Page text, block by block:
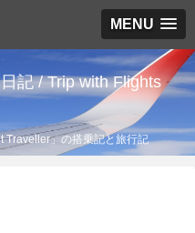
MENU
記 / Trip with Flights
Traveller」の搭乗記と旅行記